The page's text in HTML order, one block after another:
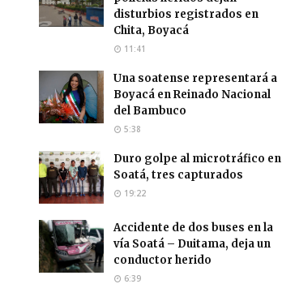
disturbios registrados en
Chita, Boyacá
11:41
Una soatense representará a
Boyacá en Reinado Nacional
del Bambuco
5:38
Duro golpe al microtráfico en
Soatá, tres capturados
19:22
Accidente de dos buses en la
vía Soatá – Duitama, deja un
conductor herido
6:39